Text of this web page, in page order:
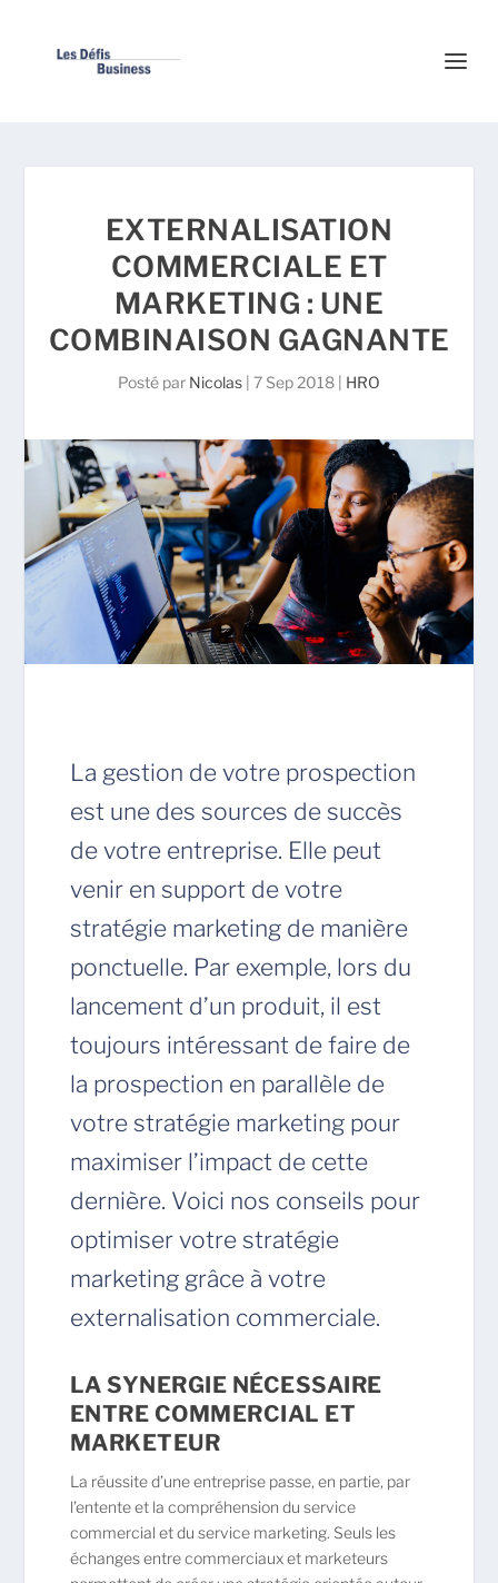
EXTERNALISATION
COMMERCIALE ET
MARKETING : UNE
COMBINAISON GAGNANTE
Posté par Nicolas 7 Sep 2018 HRO
La gestion de votre prospection
est une des sources de succès
de votre entreprise. Elle peut
venir en support de votre
stratégie marketing de manière
ponctuelle. Par exemple, lors du
lancement d’un produit, il est
toujours intéressant de faire de
la prospection en parallèle de
votre stratégie marketing pour
maximiser l’impact de cette
dernière. Voici nos conseils pour
optimiser votre stratégie
marketing grâce à votre
externalisation commerciale.
LA SYNERGIE NÉCESSAIRE
ENTRE COMMERCIAL ET
MARKETEUR
La réussite d’une entreprise passe, en partie, par
l’entente et la compréhension du service
commercial et du service marketing. Seuls les
échanges entre commerciaux et marketeurs